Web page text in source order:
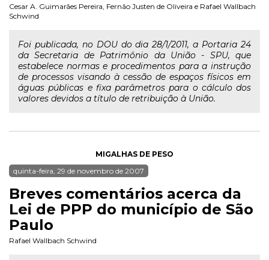
Cesar A. Guimarães Pereira, Fernão Justen de Oliveira e Rafael Wallbach
Schwind
Foi publicada, no DOU do dia 28/1/2011, a Portaria 24
da Secretaria de Patrimônio da União - SPU, que
estabelece normas e procedimentos para a instrução
de processos visando à cessão de espaços físicos em
águas públicas e fixa parâmetros para o cálculo dos
valores devidos a título de retribuição à União.
MIGALHAS DE PESO
quinta-feira, 29 de novembro de 2007
Breves comentários acerca da
Lei de PPP do município de São
Paulo
Rafael Wallbach Schwind